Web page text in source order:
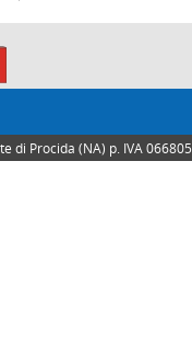
di Procida (NA) p. IVA